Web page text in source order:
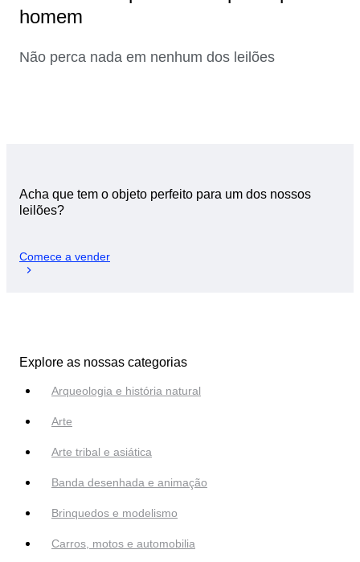
homem
Não perca nada em nenhum dos leilões
Acha que tem o objeto perfeito para um dos nossos
leilões?
Comece a vender
Explore as nossas categorias
Arqueologia e história natural
Arte
Arte tribal e asiática
Banda desenhada e animação
Brinquedos e modelismo
Carros, motos e automobilia